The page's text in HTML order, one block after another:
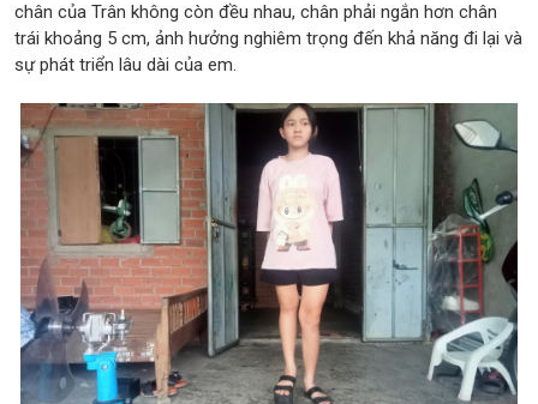
chân của Trân không còn đều nhau, chân phải ngắn hơn chân
trái khoảng 5 cm, ảnh hưởng nghiêm trọng đến khả năng đi lại và
sự phát triển lâu dài của em.